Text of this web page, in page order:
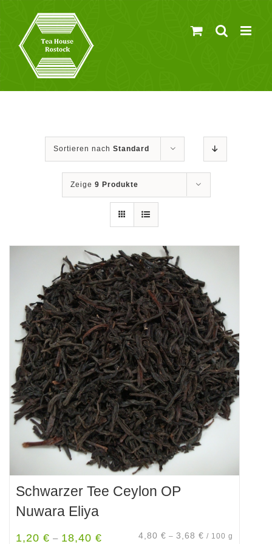
springen
Sortieren nach Standard
Zeige 9 Produkte
Schwarzer Tee Ceylon OP
Nuwara Eliya
1,20 € – 18,40 € 4,80 € – 3,68 € / 100 g